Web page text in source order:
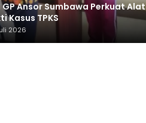
GP Ansor Sumbawa Perkuat Alat
Kasus TPKS
2026